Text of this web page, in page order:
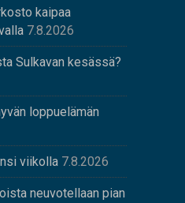
kaipaa
7.8.2026
Sulkavan kesässä?
loppuelämän
viikolla 7.8.2026
neuvotellaan pian